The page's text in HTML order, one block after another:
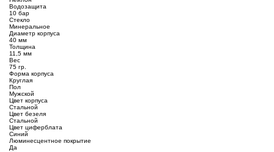
Водозащита
10 бар
Стекло
Минеральное
Диаметр корпуса
40 мм
Толщина
11,5 мм
Вес
75 гр.
Форма корпуса
Круглая
Пол
Мужской
Цвет корпуса
Стальной
Цвет безеля
Стальной
Цвет циферблата
Синий
Люминесцентное покрытие
Да